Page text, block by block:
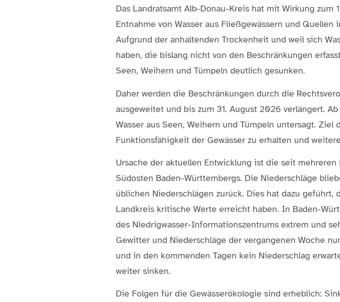
Das Landratsamt Alb-Donau-Kreis hat mit Wirkung
Entnahme von Wasser aus Fließgewässern und
Aufgrund der anhaltenden Trockenheit und weil sich
haben, die bislang nicht von den Beschränkungen
Seen, Weihern und Tümpeln deutlich gesunken.
Daher werden die Beschränkungen durch die
ausgeweitet und bis zum 31. August 2026 verlängert.
Wasser aus Seen, Weihern und Tümpeln untersagt.
Funktionsfähigkeit der Gewässer zu erhalten und
Ursache der aktuellen Entwicklung ist die seit
Südosten Baden-Württembergs. Die Niederschläge
üblichen Niederschlägen zurück. Dies hat dazu geführt,
Landkreis kritische Werte erreicht haben. In Baden-
des Niedrigwasser-Informationszentrums extrem und
Gewitter und Niederschläge der vergangenen Woche
und in den kommenden Tagen kein Niederschlag
weiter sinken.
Die Folgen für die Gewässerökologie sind erheblich: